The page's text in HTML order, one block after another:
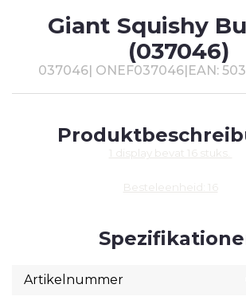
Giant Squishy
(037046)
037046| ONEF037046|EAN:
1 display bevat 16 stuks.
Besteleenheid: 16
Artikelnummer